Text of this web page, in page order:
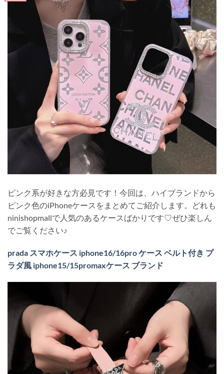
ピンク系が好きな方必見です！今回は、ハイブランドから
ピンク色のiPhoneケースをまとめてご紹介します。どれも
ninishopmallで人気のあるケースばかりです♡ぜひ楽しん
でご覧ください♪
prada スマホケース iphone16/16pro ケース ベルト付き プ
ラダ風 iphone15/15promaxケース ブランド